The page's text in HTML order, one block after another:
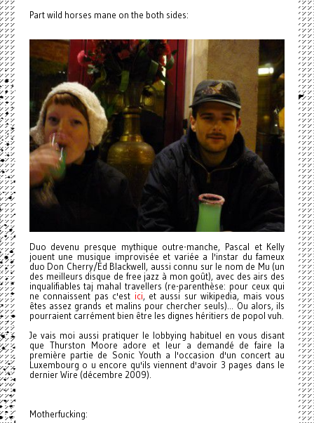
Part wild horses mane on the both sides:
Duo devenu presque mythique outre-manche, Pascal et Kelly
jouent une musique improvisée et variée a l'instar du fameux
duo Don Cherry/Ed Blackwell, aussi connu sur le nom de Mu (un
des meilleurs disque de free jazz à mon goût), avec des airs des
inqualifiables taj mahal travellers (re-parenthèse: pour ceux qui
ne connaissent pas c'est ici, et aussi sur wikipedia, mais vous
êtes assez grands et malins pour chercher seuls)... Ou alors, ils
pourraient carrément bien être les dignes héritiers de popol vuh.
Je vais moi aussi pratiquer le lobbying habituel en vous disant
que Thurston Moore adore et leur a demandé de faire la
première partie de Sonic Youth a l'occasion d'un concert au
Luxembourg o u encore qu'ils viennent d'avoir 3 pages dans le
dernier Wire (décembre 2009).
Motherfucking: